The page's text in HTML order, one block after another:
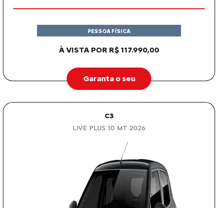
À VISTA POR R$ 117.990,00
PESSOA FÍSICA
Garanta o seu
C3
LIVE PLUS 1.0 MT 2026